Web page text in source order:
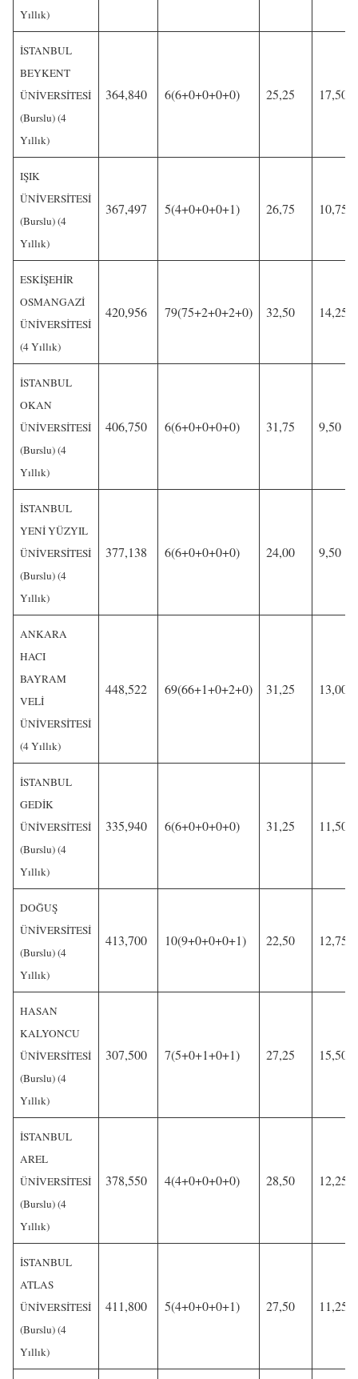
Yıllık)
İSTANBUL
BEYKENT
ÜNİVERSİTESİ
(Burslu) (4
Yıllık)
364,840 6(6+0+0+0+0) 25,25 17,50
IŞIK
ÜNİVERSİTESİ
(Burslu) (4
Yıllık)
367,497 5(4+0+0+0+1) 26,75 10,75
ESKİŞEHİR
OSMANGAZİ
ÜNİVERSİTESİ
(4 Yıllık)
420,956 79(75+2+0+2+0) 32,50 14,25
İSTANBUL
OKAN
ÜNİVERSİTESİ
(Burslu) (4
Yıllık)
406,750 6(6+0+0+0+0) 31,75 9,50
İSTANBUL
YENİ YÜZYIL
ÜNİVERSİTESİ
(Burslu) (4
Yıllık)
377,138 6(6+0+0+0+0) 24,00 9,50
ANKARA
HACI
BAYRAM
VELİ
ÜNİVERSİTESİ
(4 Yıllık)
448,522 69(66+1+0+2+0) 31,25 13,00
İSTANBUL
GEDİK
ÜNİVERSİTESİ
(Burslu) (4
Yıllık)
335,940 6(6+0+0+0+0) 31,25 11,50
DOĞUŞ
ÜNİVERSİTESİ
(Burslu) (4
Yıllık)
413,700 10(9+0+0+0+1) 22,50 12,75
HASAN
KALYONCU
ÜNİVERSİTESİ
(Burslu) (4
Yıllık)
307,500 7(5+0+1+0+1) 27,25 15,50
İSTANBUL
AREL
ÜNİVERSİTESİ
(Burslu) (4
Yıllık)
378,550 4(4+0+0+0+0) 28,50 12,25
İSTANBUL
ATLAS
ÜNİVERSİTESİ
(Burslu) (4
Yıllık)
411,800 5(4+0+0+0+1) 27,50 11,25